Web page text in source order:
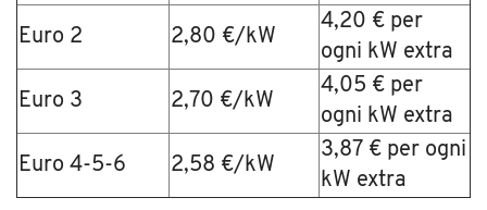
Euro 2 2,80 €/kW
4,20 € per
ogni kW extra
Euro 3 2,70 €/kW
4,05 € per
ogni kW extra
Euro 4-5-6 2,58 €/kW
3,87 € per ogni
kW extra